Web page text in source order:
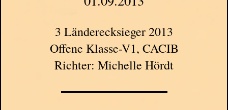
3 Länderecksieger 2013
Offene Klasse-V1, CACIB
Richter: Michelle Hördt